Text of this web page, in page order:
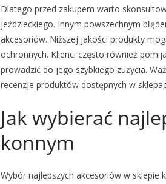
Dlatego przed zakupem warto
jeździeckiego. Innym powszechnym
akcesoriów. Niższej jakości produkty
ochronnych. Klienci często również
prowadzić do jego szybkiego zużycia.
recenzje produktów dostępnych w
Jak wybierać
konnym
Wybór najlepszych akcesoriów w sklepie